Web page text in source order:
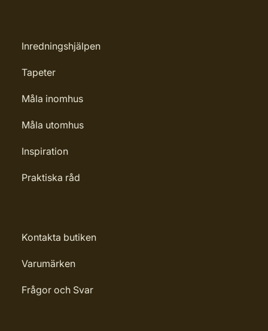
Inredningshjälpen
Tapeter
Måla inomhus
Måla utomhus
Inspiration
Praktiska råd
Kontakta butiken
Varumärken
Frågor och Svar